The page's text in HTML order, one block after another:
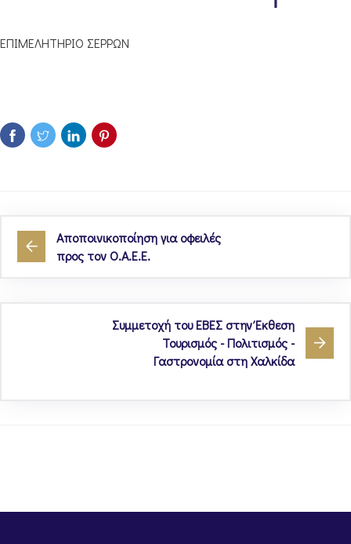
ΕΠΙΜΕΛΗΤΗΡΙΟ ΣΕΡΡΩΝ
Αποποινικοποίηση για οφειλές
προς τον Ο.Α.Ε.Ε.
Συμμετοχή του ΕΒΕΣ στην Έκθεση
Τουρισμός - Πολιτισμός -
Γαστρονομία στη Χαλκίδα